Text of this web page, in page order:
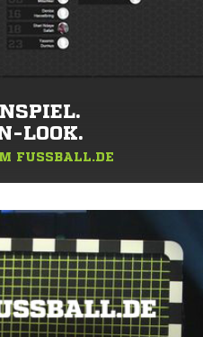
LOOK.
FUSSBALL.DE